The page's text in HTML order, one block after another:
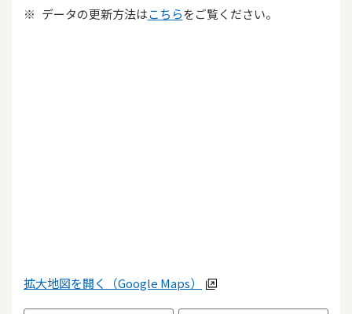
データの更新方法はこちらをご覧ください。
拡大地図を開く（Google Maps）